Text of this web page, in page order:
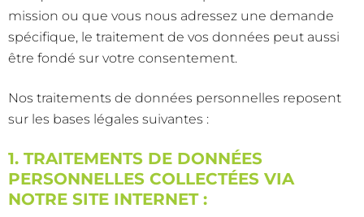
mission ou que vous nous adressez une demande
spécifique, le traitement de vos données peut aussi
être fondé sur votre consentement.
Nos traitements de données personnelles reposent
sur les bases légales suivantes :
1. TRAITEMENTS DE DONNÉES
PERSONNELLES COLLECTÉES VIA
NOTRE SITE INTERNET :